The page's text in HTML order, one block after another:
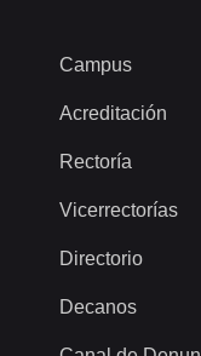
Campus
Acreditación
Rectoría
Vicerrectorías
Directorio
Decanos